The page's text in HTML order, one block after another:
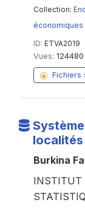
Collection:
économiques
ID: ETVA2019
Vues: 124480
Fichiers
localités
Burkina
INSTITUT